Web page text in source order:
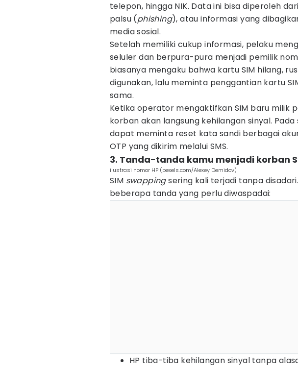
telepon, hingga NIK. Data ini bisa diperoleh
palsu (phishing), atau informasi yang
media sosial.
Setelah memiliki cukup informasi, pelaku
seluler dan berpura-pura menjadi pemilik
biasanya mengaku bahwa kartu SIM hilang,
digunakan, lalu meminta penggantian kartu
sama.
Ketika operator mengaktifkan SIM baru milik
korban akan langsung kehilangan sinyal.
dapat meminta reset kata sandi berbagai
OTP yang dikirim melalui SMS.
3. Tanda-tanda kamu menjadi korban
ilustrasi nomor HP (pexels.com/Alexey Demidov)
SIM swappingsering kali terjadi tanpa
beberapa tanda yang perlu diwaspadai:
HP tiba-tiba kehilangan sinyal tanpa